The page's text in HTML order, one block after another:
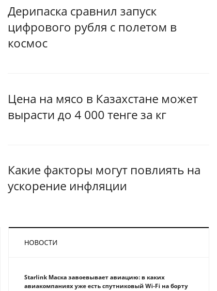
Дерипаска сравнил запуск
цифрового рубля с полетом в
космос
Цена на мясо в Казахстане может
вырасти до 4 000 тенге за кг
Какие факторы могут повлиять на
ускорение инфляции
НОВОСТИ
Starlink Маска завоевывает авиацию: в каких
авиакомпаниях уже есть спутниковый Wi-Fi на борту